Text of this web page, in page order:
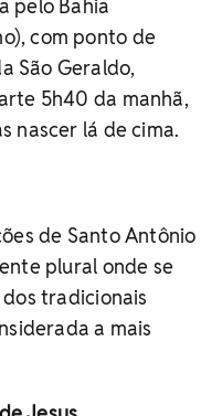
pelo Bahia
com ponto de
São Geraldo,
5h40 da manhã,
nascer lá de cima.
de Santo Antônio
plural onde se
tradicionais
a mais